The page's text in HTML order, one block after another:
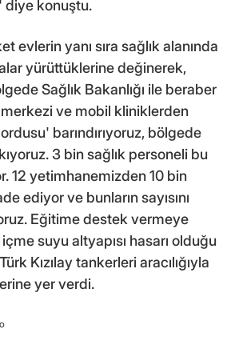
diye konuştu.
evlerin yanı sıra sağlık alanında
yürüttüklerine değinerek,
Sağlık Bakanlığı ile beraber
ve mobil kliniklerden
barındırıyoruz, bölgede
3 bin sağlık personeli bu
12 yetimhanemizden 10 bin
ediyor ve bunların sayısını
Eğitime destek vermeye
suyu altyapısı hasarı olduğu
Kızılay tankerleri aracılığıyla
yer verdi.